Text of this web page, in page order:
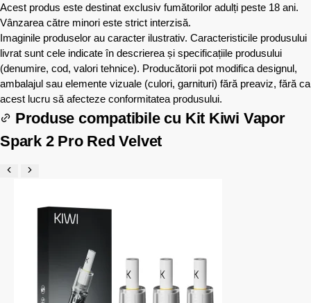
Acest produs este destinat exclusiv fumătorilor adulți peste 18 ani.
Vânzarea către minori este strict interzisă.
Imaginile produselor au caracter ilustrativ. Caracteristicile produsului
livrat sunt cele indicate în descrierea și specificațiile produsului
(denumire, cod, valori tehnice). Producătorii pot modifica designul,
ambalajul sau elemente vizuale (culori, garnituri) fără preaviz, fără ca
acest lucru să afecteze conformitatea produsului.
Produse compatibile cu Kit Kiwi Vapor
Spark 2 Pro Red Velvet